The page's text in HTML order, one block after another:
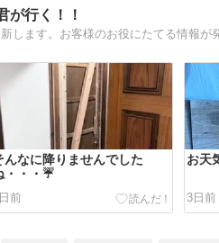
が行く！！
します。お客様のお役にたてる情報が
んなに降りませんでした
・・・☔
前
お天
3日前